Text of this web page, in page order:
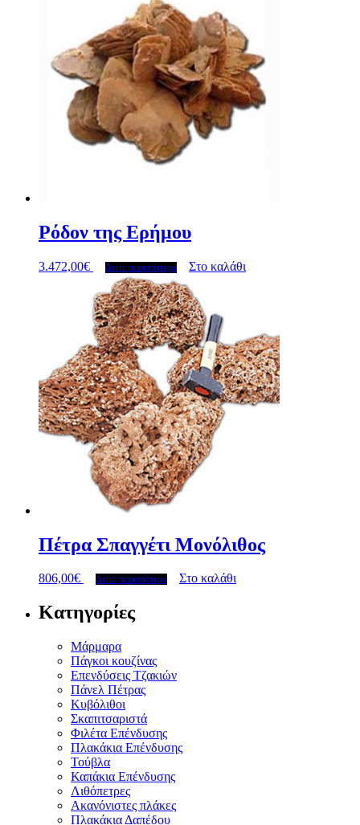
Ρόδον της Ερήμου
3.472,00€ Δείτε περισσότερα Στο καλάθι
Πέτρα Σπαγγέτι Μονόλιθος
806,00€ Δείτε περισσότερα Στο καλάθι
Κατηγορίες
Μάρμαρα
Πάγκοι κουζίνας
Επενδύσεις Τζακιών
Πάνελ Πέτρας
Κυβόλιθοι
Σκαπιτσαριστά
Φιλέτα Επένδυσης
Πλακάκια Επένδυσης
Τούβλα
Καπάκια Επένδυσης
Λιθόπετρες
Ακανόνιστες πλάκες
Πλακάκια Δαπέδου